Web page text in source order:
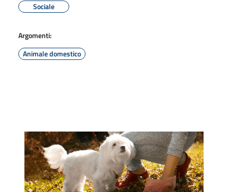
Sociale
Argomenti:
Animale domestico